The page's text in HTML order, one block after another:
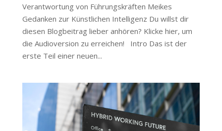
Verantwortung von Führungskräften Meikes
Gedanken zur Künstlichen Intelligenz Du willst dir
diesen Blogbeitrag lieber anhören? Klicke hier, um
die Audioversion zu erreichen! Intro Das ist der
erste Teil einer neuen...